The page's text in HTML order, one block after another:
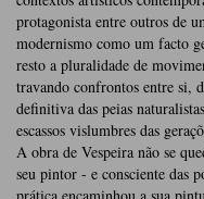
protagonista entre outros de
modernismo como um facto
resto a pluralidade de
travando confrontos entre si,
definitiva das peias
escassos vislumbres das
A obra de Vespeira não se
seu pintor - e consciente das
prática encaminhou a sua